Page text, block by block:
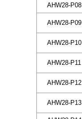
AHW28-P08
AHW28-P09
AHW28-P10
AHW28-P11
AHW28-P12
AHW28-P13